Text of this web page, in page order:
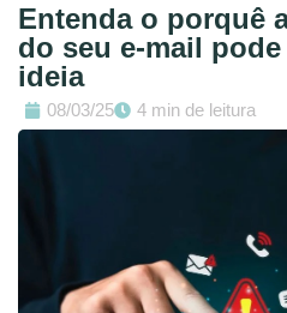
Entenda o porquê
do seu e-mail
ideia
08/03/25 4 min de leitura